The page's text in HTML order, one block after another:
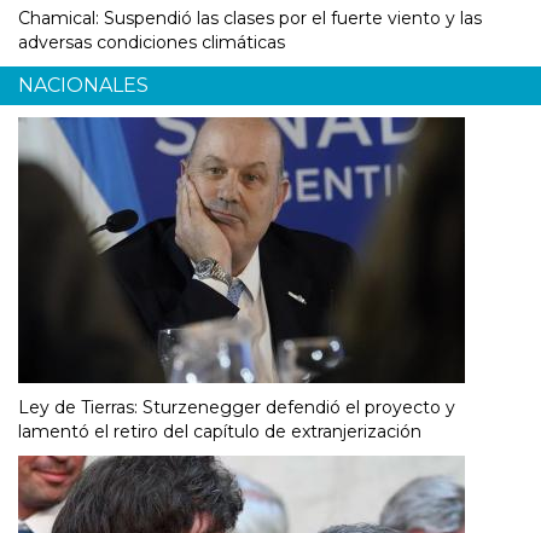
Chamical: Suspendió las clases por el fuerte viento y las
adversas condiciones climáticas
NACIONALES
Ley de Tierras: Sturzenegger defendió el proyecto y
lamentó el retiro del capítulo de extranjerización